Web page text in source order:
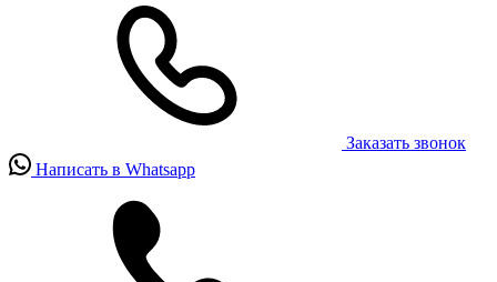
Заказать звонок
Написать в Whatsapp